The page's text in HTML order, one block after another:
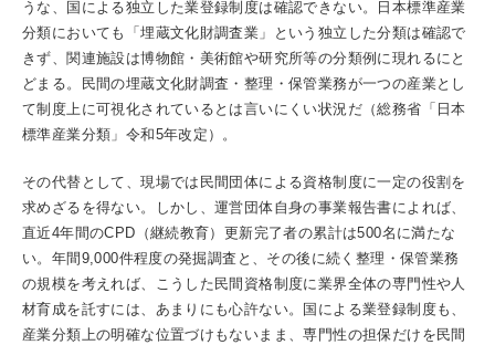
うな、国による独立した業登録制度は確認できない。日本標準産業
分類においても「埋蔵文化財調査業」という独立した分類は確認で
きず、関連施設は博物館・美術館や研究所等の分類例に現れるにと
どまる。民間の埋蔵文化財調査・整理・保管業務が一つの産業とし
て制度上に可視化されているとは言いにくい状況だ（総務省「日本
標準産業分類」令和5年改定）。
その代替として、現場では民間団体による資格制度に一定の役割を
求めざるを得ない。しかし、運営団体自身の事業報告書によれば、
直近4年間のCPD（継続教育）更新完了者の累計は500名に満たな
い。年間9,000件程度の発掘調査と、その後に続く整理・保管業務
の規模を考えれば、こうした民間資格制度に業界全体の専門性や人
材育成を託すには、あまりにも心許ない。国による業登録制度も、
産業分類上の明確な位置づけもないまま、専門性の担保だけを民間